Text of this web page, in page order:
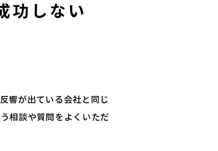
功しない
響が出ている会社と同じ
相談や質問をよくいただ